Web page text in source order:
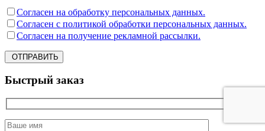
Согласен на обработку персональных данных.
Согласен с политикой обработки персональных данных.
Согласен на получение рекламной рассылки.
ОТПРАВИТЬ
Быстрый заказ